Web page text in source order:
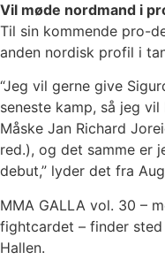
Vil møde nordmand i
Til sin kommende pro-
anden nordisk profil i
“Jeg vil gerne give
seneste kamp, så jeg
Måske Jan Richard
red.), og det samme er
debut,” lyder det fra
MMA GALLA vol. 30 –
fightcardet – finder
Hallen.